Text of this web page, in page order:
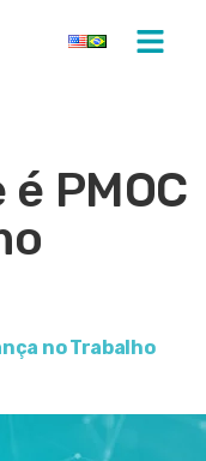
PMOC
no Trabalho